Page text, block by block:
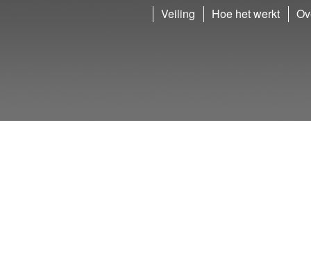
Veiling Hoe het werkt